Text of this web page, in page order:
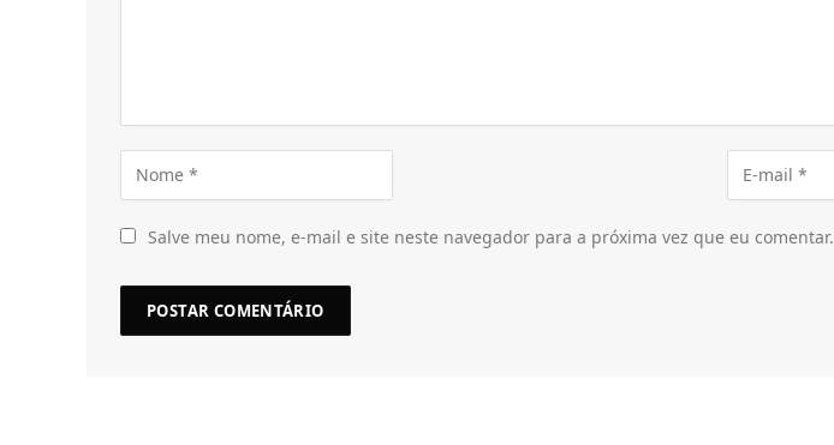
Salve meu nome, e-mail e site neste navegador para a próxima vez que eu comentar.